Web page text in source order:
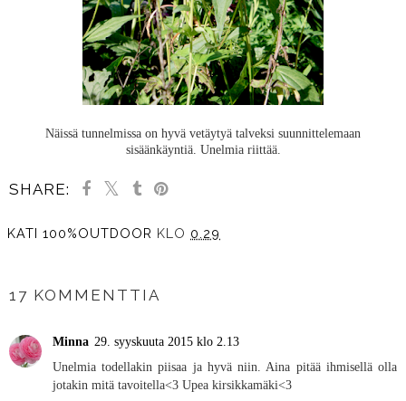
Näissä tunnelmissa on hyvä vetäytyä talveksi suunnittelemaan
sisäänkäyntiä. Unelmia riittää.
SHARE:
KATI 100%OUTDOOR KLO 0.29
17 KOMMENTTIA
Minna 29. syyskuuta 2015 klo 2.13
Unelmia todellakin piisaa ja hyvä niin. Aina pitää ihmisellä olla
jotakin mitä tavoitella<3 Upea kirsikkamäki<3